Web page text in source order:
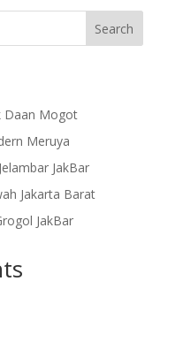
Search
Daan Mogot
Meruya
JakBar
Jakarta Barat
JakBar